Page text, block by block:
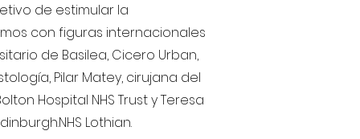
de estimular la
con figuras internacionales
de Basilea, Cicero Urban,
Pilar Matey, cirujana del
Hospital NHS Trust y Teresa
Lothian.